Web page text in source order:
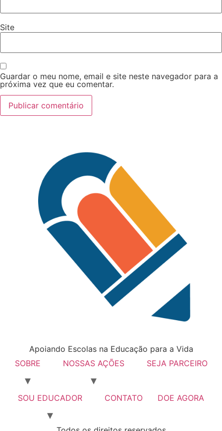
Site
Guardar o meu nome, email e site neste navegador para a
próxima vez que eu comentar.
Apoiando Escolas na Educação para a Vida
SOBRE
NOSSAS AÇÕES SEJA PARCEIRO
SOU EDUCADOR CONTATO DOE AGORA